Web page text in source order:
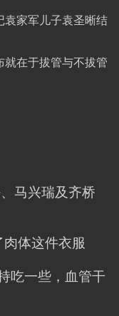
袁家军儿子袁圣晰结
在于拔管与不拔管
马兴瑞及齐桥
体这件衣服
吃一些，血管干